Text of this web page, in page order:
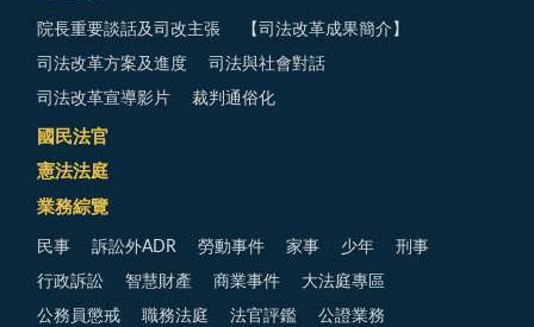
院長重要談話及司改主張 【司法改革成果簡介】
司法改革方案及進度 司法與社會對話
司法改革宣導影片 裁判通俗化
國民法官
憲法法庭
業務綜覽
民事 訴訟外ADR 勞動事件 家事 少年 刑事
行政訴訟 智慧財產 商業事件 大法庭專區
公務員懲戒 職務法庭 法官評鑑 公證業務